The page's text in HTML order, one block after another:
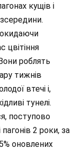
кущів і
цвітіння
роблять
тижнів
втечі і,
тунелі.
поступово
2 роки, за
оновлених